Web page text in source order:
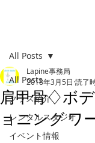
All Posts
クラス紹介
レンタルスタジオ
イベント情報
All Posts
肩甲骨♢ボ
ョニング ワ
Lapine事務局
2018年3月5日 読了